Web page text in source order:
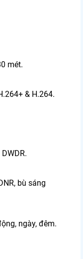
mét.
& H.264.
bù sáng
ngày, đêm.